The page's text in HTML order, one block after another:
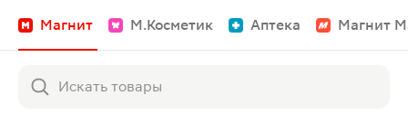
Магнит М.Косметик Аптека Магнит